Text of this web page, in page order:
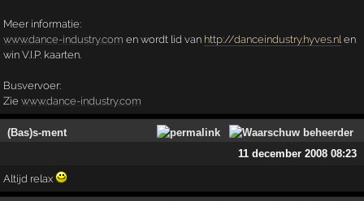
Meer informatie:
www.dance-industry.com en wordt lid van http://danceindustry.hyves.nl en
win V.I.P. kaarten.
Busvervoer:
Zie www.dance-industry.com
(Bas)s-ment
11 december 2008 08:23
Altijd relax